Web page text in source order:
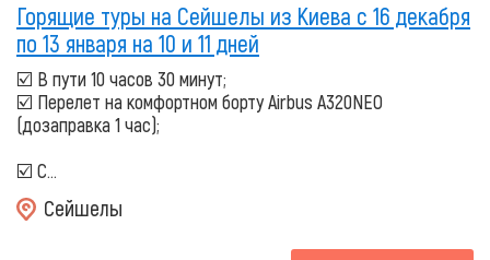
Горящие туры на Сейшелы из Киева с 16 декабря
по 13 января на 10 и 11 дней
☑️ В пути 10 часов 30 минут;
☑️ Перелет на комфортном борту Airbus A320NEO
(дозаправка 1 час);
☑️ С...
Сейшелы